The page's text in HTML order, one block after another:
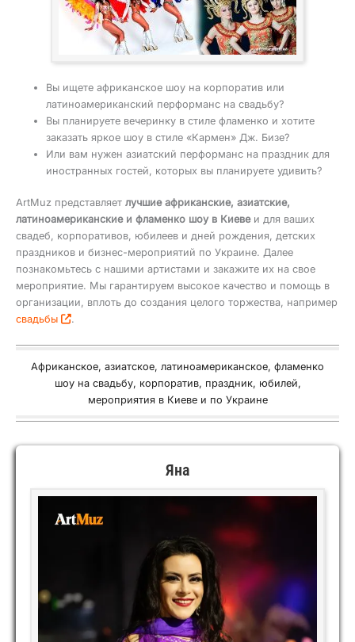
Вы ищете африканское шоу на корпоратив или
латиноамериканский перформанс на свадьбу?
Вы планируете вечеринку в стиле фламенко и хотите
заказать яркое шоу в стиле «Кармен» Дж. Бизе?
Или вам нужен азиатский перформанс на праздник для
иностранных гостей, которых вы планируете удивить?
ArtMuz представляет лучшие африканские, азиатские,
латиноамериканские и фламенко шоу в Киевеи для ваших
свадеб, корпоративов, юбилеев и дней рождения, детских
праздников и бизнес-мероприятий по Украине. Далее
познакомьтесь с нашими артистами и закажите их на свое
мероприятие. Мы гарантируем высокое качество и помощь в
организации, вплоть до создания целого торжества, например
свадьбы
.
Африканское, азиатское, латиноамериканское, фламенко
шоу на свадьбу, корпоратив, праздник, юбилей,
мероприятия в Киеве и по Украине
Яна